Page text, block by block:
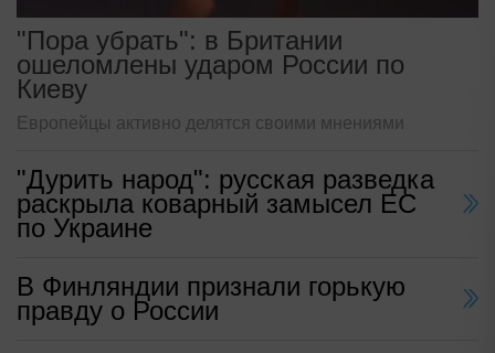
"Пора убрать": в Британии
ошеломлены ударом России по
Киеву
Европейцы активно делятся своими мнениями
"Дурить народ": русская разведка
раскрыла коварный замысел ЕС
по Украине
В Финляндии признали горькую
правду о России